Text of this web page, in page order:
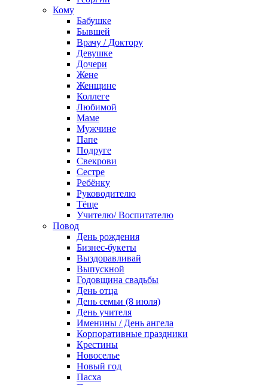
Кому
Бабушке
Бывшей
Врачу / Доктору
Девушке
Дочери
Жене
Женщине
Коллеге
Любимой
Маме
Мужчине
Папе
Подруге
Свекрови
Сестре
Ребёнку
Руководителю
Тёще
Учителю/ Воспитателю
Повод
День рождения
Бизнес-букеты
Выздоравливай
Выпускной
Годовщина свадьбы
День отца
День семьи (8 июля)
День учителя
Именины / День ангела
Корпоративные праздники
Крестины
Новоселье
Новый год
Пасха